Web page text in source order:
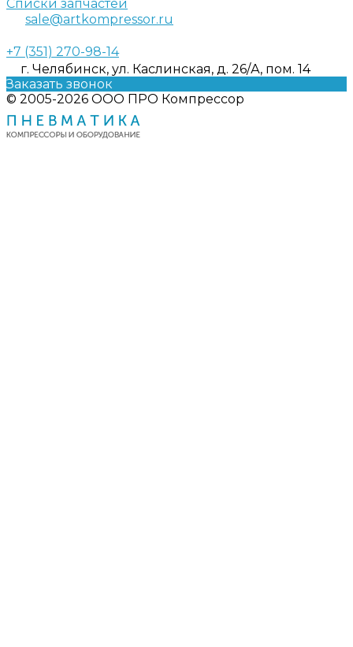
Списки запчастей
sale@artkompressor.ru
+7 (351) 270-98-14
г. Челябинск, ул. Каслинская, д. 26/А, пом. 14
Заказать звонок
© 2005-2026 ООО ПРО Компрессор